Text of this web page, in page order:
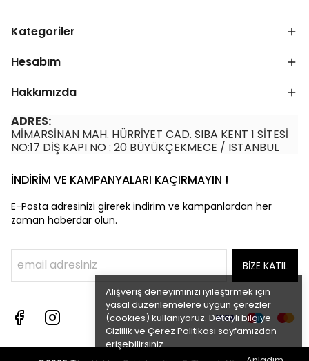
Alışveriş deneyiminizi iyileştirmek için
yasal düzenlemelere uygun çerezler
(cookies) kullanıyoruz. Detaylı bilgiye
Gizlilik ve Çerez Politikası sayfamızdan
erişebilirsiniz.
Kategoriler
Hesabım
Hakkımızda
ADRES:
MİMARSİNAN MAH. HÜRRİYET CAD. SIBA KENT 1 SİTESİ
NO:17 DİŞ KAPI NO : 20 BÜYÜKÇEKMECE / ISTANBUL
İNDİRİM VE KAMPANYALARI KAÇIRMAYIN !
E-Posta adresinizi girerek indirim ve kampanlardan her
zaman haberdar olun.
BİZE KATIL